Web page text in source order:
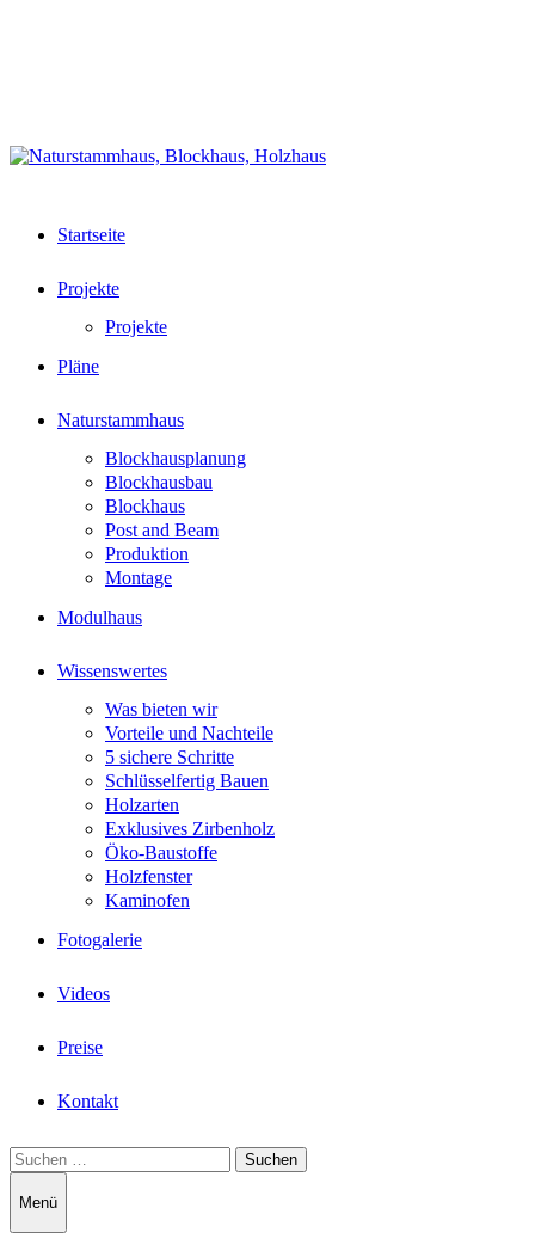
Startseite
Projekte
Projekte
Pläne
Naturstammhaus
Blockhausplanung
Blockhausbau
Blockhaus
Post and Beam
Produktion
Montage
Modulhaus
Wissenswertes
Was bieten wir
Vorteile und Nachteile
5 sichere Schritte
Schlüsselfertig Bauen
Holzarten
Exklusives Zirbenholz
Öko-Baustoffe
Holzfenster
Kaminofen
Fotogalerie
Videos
Preise
Kontakt
Suchen
nach:
Menü